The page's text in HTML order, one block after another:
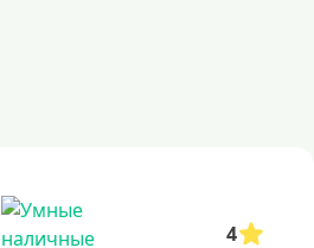
4